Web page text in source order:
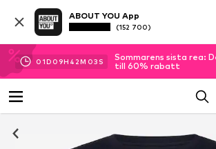
ABOUT YOU App
(152 700)
01D 09H 42M 02 S
Sommarens sista rea:
till 60% rabatt